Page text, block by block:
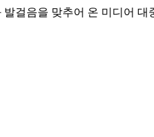
걸음을 맞추어 온 미디어 대